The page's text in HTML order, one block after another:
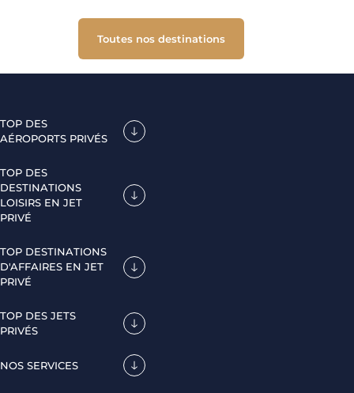
Toutes nos destinations
TOP DES
AÉROPORTS PRIVÉS
TOP DES
DESTINATIONS
LOISIRS EN JET
PRIVÉ
TOP DESTINATIONS
D'AFFAIRES EN JET
PRIVÉ
TOP DES JETS
PRIVÉS
NOS SERVICES